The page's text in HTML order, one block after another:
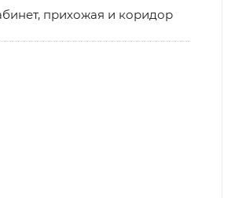
прихожая и коридор